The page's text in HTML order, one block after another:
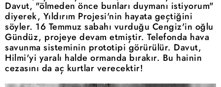
Davut, "ölmeden önce bunları duymanı istiyorum"
diyerek, Yıldırım Projesi'nin hayata geçtiğini
söyler. 16 Temmuz sabahı vurduğu Cengiz'in oğlu
Gündüz, projeye devam etmiştir. Telefonda hava
savunma sisteminin prototipi görürülür. Davut,
Hilmi'yi yaralı halde ormanda bırakır. Bu hainin
cezasını da aç kurtlar verecektir!